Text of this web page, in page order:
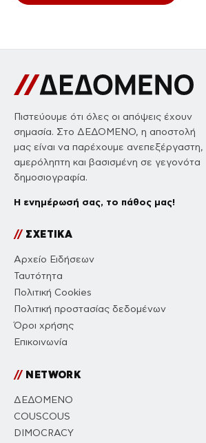
Πιστεύουμε ότι όλες οι απόψεις έχουν
σημασία. Στο ΔΕΔΟΜΕΝΟ, η αποστολή
μας είναι να παρέχουμε ανεπεξέργαστη,
αμερόληπτη και βασισμένη σε γεγονότα
δημοσιογραφία.
Η ενημέρωσή σας, το πάθος μας!
//ΣΧΕΤΙΚΑ
Αρχείο Ειδήσεων
Ταυτότητα
Πολιτική Cookies
Πολιτική προστασίας δεδομένων
Όροι χρήσης
Επικοινωνία
//NETWORK
ΔΕΔΟΜΕΝΟ
COUSCOUS
DIMOCRACY